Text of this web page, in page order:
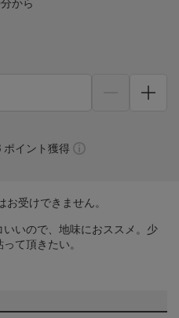
から
ポイント獲得
受けできません。
いので、地味におススメ。少
て頂きたい。